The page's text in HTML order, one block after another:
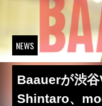
NEWS
Baauerが渋
Shintaro、